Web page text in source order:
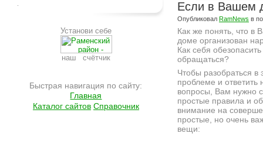
Установи себе
наш счётчик
Быстрая навигация по сайту:
Главная
Каталог сайтов Справочник
Если в Вашем
Опубликовал RamNews в
Как же понять, что в
доме организован
Как себя
обращаться?
Чтобы разобраться в
проблеме и ответить
вопросы, Вам нужно
простые правила и
внимание на
простые, но очень
вещи: